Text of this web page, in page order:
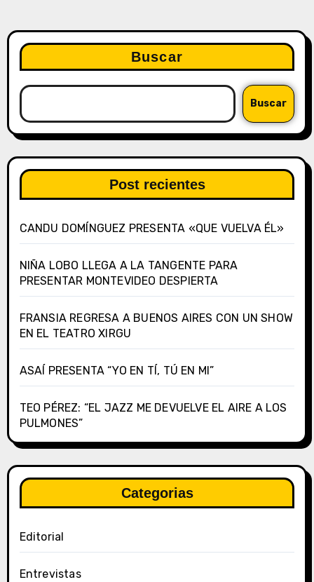
Buscar
Buscar
Post recientes
CANDU DOMÍNGUEZ PRESENTA «QUE VUELVA ÉL»
NIÑA LOBO LLEGA A LA TANGENTE PARA
PRESENTAR MONTEVIDEO DESPIERTA
FRANSIA REGRESA A BUENOS AIRES CON UN SHOW
EN EL TEATRO XIRGU
ASAÍ PRESENTA “YO EN TÍ, TÚ EN MI”
TEO PÉREZ: “EL JAZZ ME DEVUELVE EL AIRE A LOS
PULMONES”
Categorias
Editorial
Entrevistas